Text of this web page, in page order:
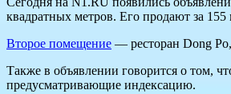
квадратных метров. Его продают за
Второе помещение — ресторан Dong
Также в объявлении говорится о том,
предусматривающие индексацию.